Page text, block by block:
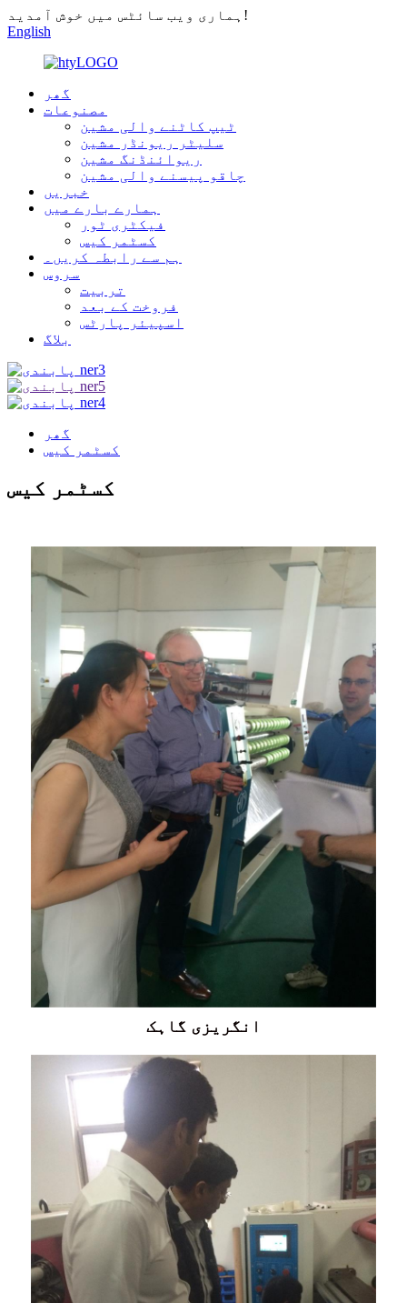
ہماری ویب سائٹس میں خوش آمدید!
English
گھر
مصنوعات
ٹیپ کاٹنے والی مشین
سلیٹر ریونڈر مشین
ریوائنڈنگ مشین
چاقو پیسنے والی مشین
خبریں
ہمارے بارے میں
فیکٹری ٹور
کسٹمر کیس
ہم سے رابطہ کریں۔
سروس
تربیت
فروخت کے بعد
اسپیئر پارٹس
بلاگ
گھر
کسٹمر کیس
کسٹمر کیس
انگریزی گاہک